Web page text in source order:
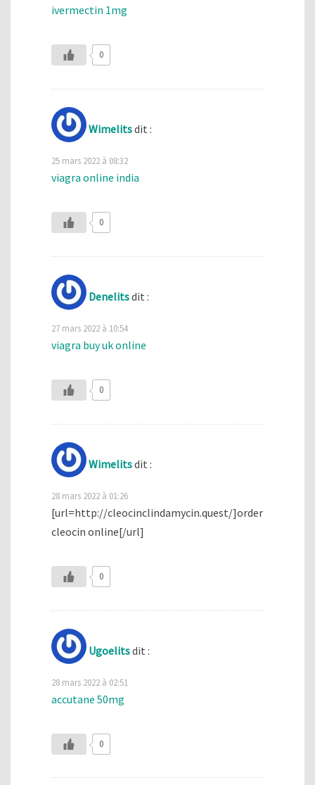
ivermectin 1mg
0
Wimelitsdit :
25 mars 2022 à 08:32
viagra online india
0
Denelitsdit :
27 mars 2022 à 10:54
viagra buy uk online
0
Wimelitsdit :
28 mars 2022 à 01:26
[url=http://cleocinclindamycin.quest/]order
cleocin online[/url]
0
Ugoelitsdit :
28 mars 2022 à 02:51
accutane 50mg
0